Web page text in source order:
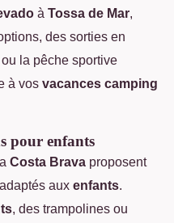
à Tossa de Mar,
des sorties en
la pêche sportive
à vos vacances camping
pour enfants
Costa Brava proposent
aux enfants.
, des trampolines ou